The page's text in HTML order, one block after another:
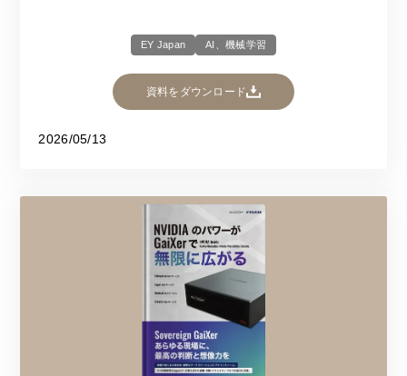
EY Japan AI、機械学習
資料をダウンロード
2026/05/13